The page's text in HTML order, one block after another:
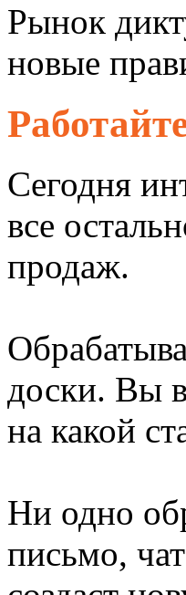
Рынок
новые
Сегодня
все
продаж.
доски. Вы
на какой
Ни одно
письмо,